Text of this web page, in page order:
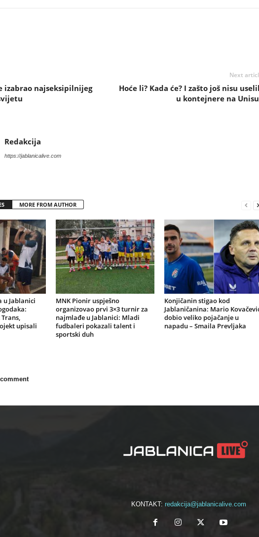
izabrao najseksipilnijeg
Next
Hoće li? Kada će? I zašto još nisu
u kontejnere na
Redakcija
https://jablanicalive.com
MORE FROM AUTHOR
u Jablanici
upisali
MNK Pionir uspješno
organizovao prvi 3×3 turnir za
najmlađe u Jablanici: Mladi
fudbaleri pokazali talent i
sportski duh
Konjičanin stigao kod
Jablaničanina: Mario
dobio veliko pojačanje u
napadu – Smaila Prevljaka
KONTAKT: redakcija@jablanicalive.com